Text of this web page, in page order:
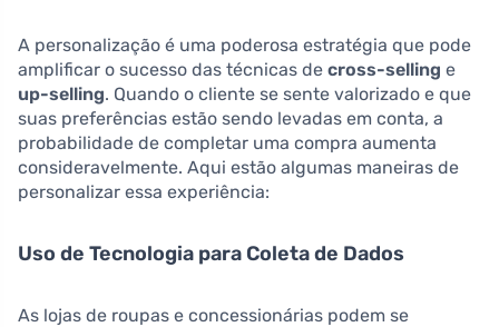
A personalização é uma poderosa estratégia que pode
amplificar o sucesso das técnicas de cross-selling e
up-selling. Quando o cliente se sente valorizado e que
suas preferências estão sendo levadas em conta, a
probabilidade de completar uma compra aumenta
consideravelmente. Aqui estão algumas maneiras de
personalizar essa experiência:
Uso de Tecnologia para Coleta de Dados
As lojas de roupas e concessionárias podem se